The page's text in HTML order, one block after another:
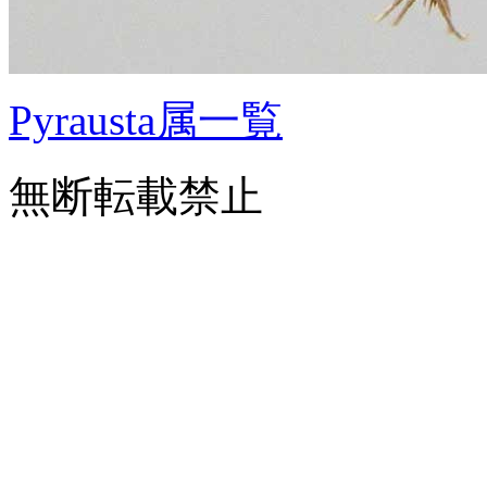
Pyrausta属一覧
無断転載禁止